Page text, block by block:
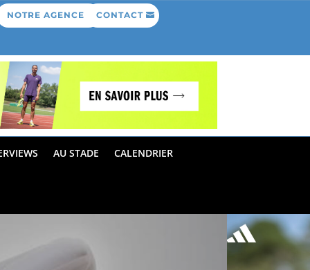
NOTRE AGENCE CONTACT
AU STADE CALENDRIER